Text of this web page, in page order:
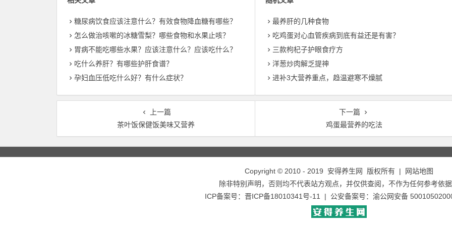
糖尿病饮食应该注意什么？有效食物降血糖有哪些？
怎么做治咳嗽的冰糖雪梨？哪些食物和水果止咳？
胃病不能吃哪些水果？应该注意什么？应该吃什么？
吃什么养肝？有哪些护肝食谱？
孕妇血压低吃什么好？有什么症状？
最养肝的几种食物
吃鸡蛋对心血管疾病到底有益还是有害？
三款枸杞子护眼食疗方
洋葱炒肉解乏提神
进补3大营养重点，趋温避寒不燥腻
上一篇
茶叶饭保健饭美味又营养
下一篇
鸡蛋最营养的吃法
Copyright © 2010 - 2019 安得养生网 版权所有 |
网站地图
除非特别声明，否则均不代表站方观点，并仅供查阅，不作为任何参考依据
ICP备案号： 晋ICP备18010341号-11 | 公安备案号： 渝公网安备